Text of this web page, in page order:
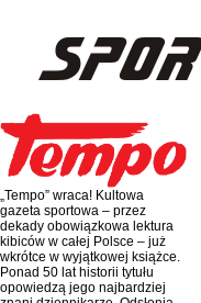
„Tempo” wraca! Kultowa
gazeta sportowa – przez
dekady obowiązkowa lektura
kibiców w całej Polsce – już
wkrótce w wyjątkowej książce.
Ponad 50 lat historii tytułu
opowiedzą jego najbardziej